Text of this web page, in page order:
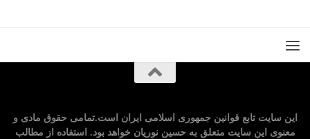
این سایت تابع قوانین جمهوری اسلامی ایران است.تمامی حقوق مادی و
معنوی این سایت متعلق به حسین نوریان خواهد بود. استفاده از مطالب